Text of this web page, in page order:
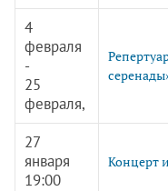
4
февраля
-
25
февраля,
27
января
19:00
Концерт